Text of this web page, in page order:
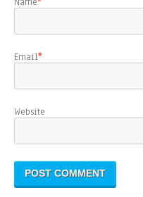
Email*
Website